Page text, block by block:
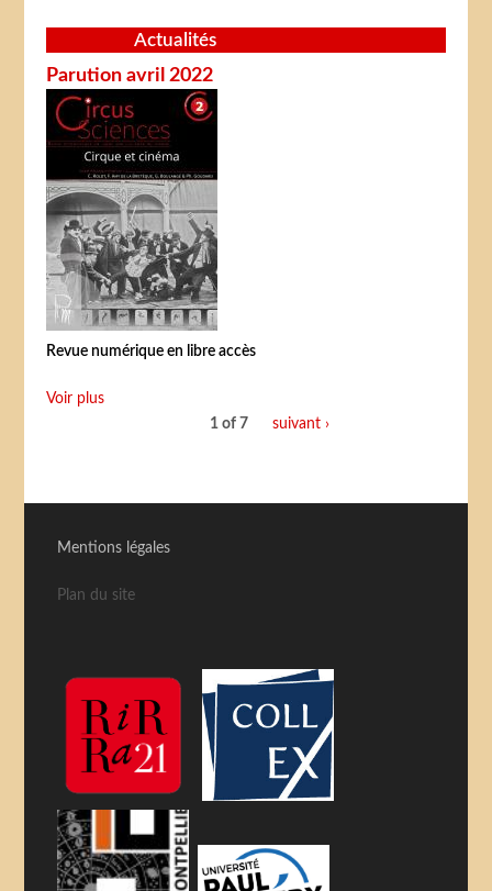
Actualités
Parution avril 2022
Revue numérique en libre accès
Voir plus
1 of 7
suivant ›
Mentions légales
Plan du site